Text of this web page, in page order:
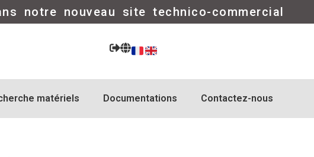
notre nouveau site technico-commercial
matériels Documentations Contactez-nous